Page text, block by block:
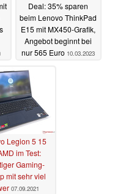
Deal: 35% sparen
beim Lenovo ThinkPad
E15 mit MX450-Grafik,
Angebot beginnt bei
nur 565 Euro 10.03.2023
Legion 5 15
im Test:
Gaming-
mit sehr viel
07.09.2021